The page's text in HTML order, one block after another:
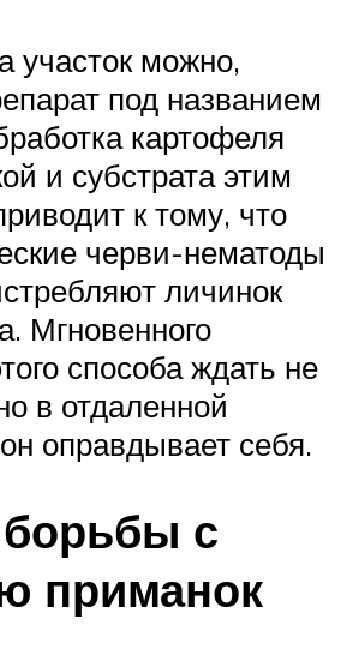
участок можно,
под названием
картофеля
и субстрата этим
к тому, что
черви-нематоды
личинок
Мгновенного
способа ждать не
в отдаленной
оправдывает себя.
с
приманок